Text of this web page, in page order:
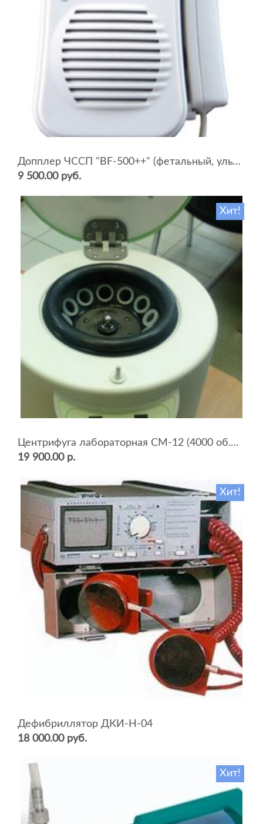
Допплер ЧССП "BF-500++" (фетальный, ультразвуковой)
9 500.00 руб.
Хит!
Центрифуга лабораторная СМ-12 (4000 об.мин, 12 пробирок)
19 900.00 р.
Хит!
Дефибриллятор ДКИ-Н-04
18 000.00 руб.
Хит!